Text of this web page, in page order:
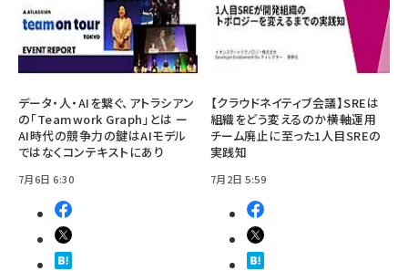
データ・人・AIを繋ぐ、アトラシアン
の「Teamwork Graph」とは ー
AI時代の競争力の鍵はAIモデル
ではなくコンテキストにあり
7月6日 6:30
【クラウドネイティブ会議】SREは
組織をどう変えるのか――横軸運用
チーム廃止に至った1人目SREの
実践知
7月2日 5:59